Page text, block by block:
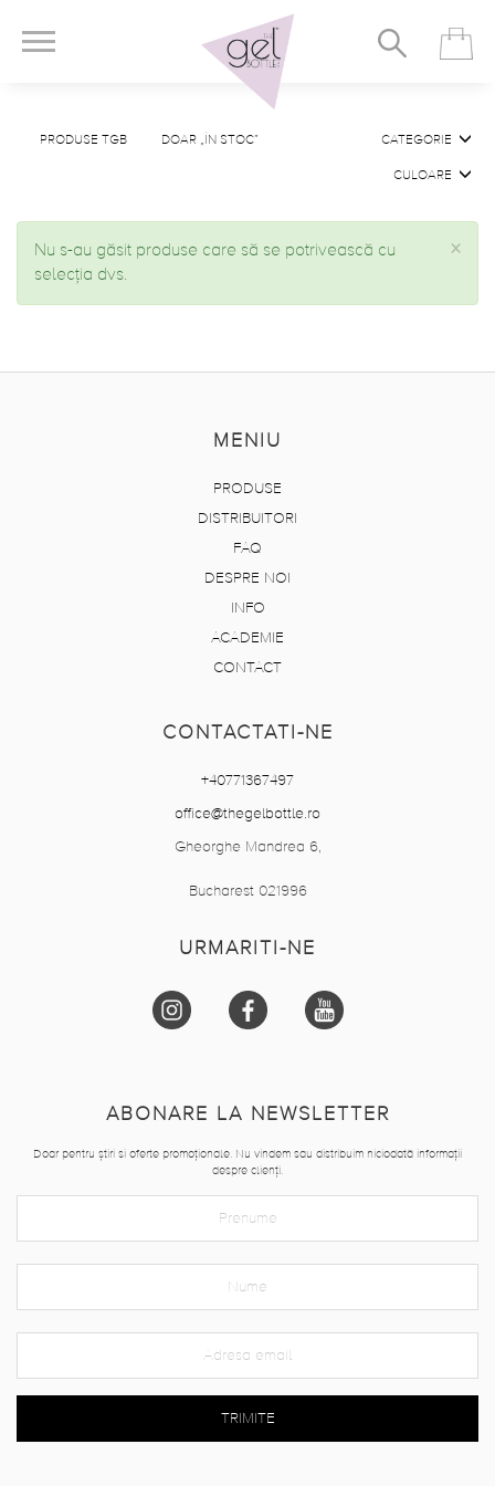
PRODUSE TGB DOAR „ÎN STOC” CATEGORIE
CULOARE
×
Nu s-au găsit produse care să se potrivească cu
selecția dvs.
MENIU
PRODUSE
DISTRIBUITORI
FAQ
DESPRE NOI
INFO
ACADEMIE
CONTACT
CONTACTATI-NE
+40771367497
office@thegelbottle.ro
Gheorghe Mandrea 6,
Bucharest 021996
URMARITI-NE
ABONARE LA NEWSLETTER
Doar pentru știri si oferte promoționale. Nu vindem sau distribuim niciodată informații
despre clienți.
TRIMITE